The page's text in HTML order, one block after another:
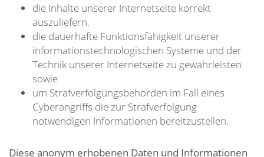
die Inhalte unserer Internetseite korrekt
auszuliefern,
die dauerhafte Funktionsfähigkeit unserer
informationstechnologischen Systeme und der
Technik unserer Internetseite zu gewährleisten
sowie
um Strafverfolgungsbehörden im Fall eines
Cyberangriffs die zur Strafverfolgung
notwendigen Informationen bereitzustellen.
Diese anonym erhobenen Daten und Informationen